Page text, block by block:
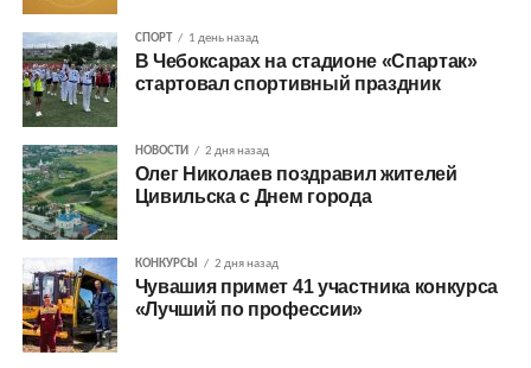
СПОРТ 1 день назад
В Чебоксарах на стадионе «Спартак»
стартовал спортивный праздник
НОВОСТИ 2 дня назад
Олег Николаев поздравил жителей
Цивильска с Днем города
КОНКУРСЫ 2 дня назад
Чувашия примет 41 участника конкурса
«Лучший по профессии»